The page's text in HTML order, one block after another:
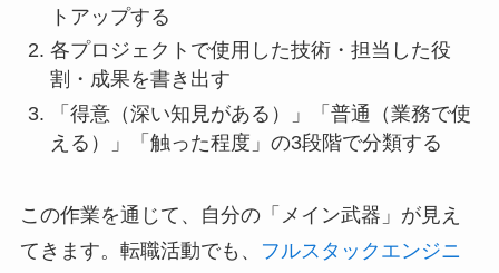
トアップする
各プロジェクトで使用した技術・担当した役
割・成果を書き出す
「得意（深い知見がある）」「普通（業務で使
える）」「触った程度」の3段階で分類する
この作業を通じて、自分の「メイン武器」が見え
てきます。転職活動でも、
フルスタックエンジニ